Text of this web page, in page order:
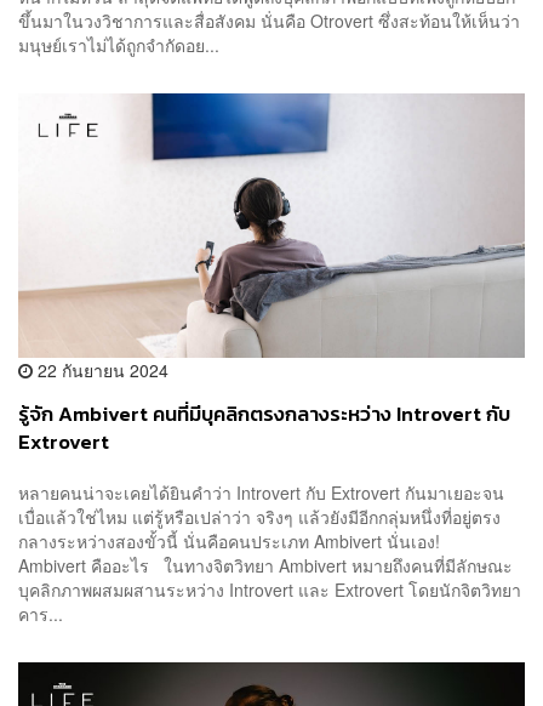
ขึ้นมาในวงวิชาการและสื่อสังคม นั่นคือ Otrovert ซึ่งสะท้อนให้เห็นว่า
มนุษย์เราไม่ได้ถูกจำกัดอย...
22 กันยายน 2024
รู้จัก Ambivert คนที่มีบุคลิกตรงกลางระหว่าง Introvert กับ
Extrovert
หลายคนน่าจะเคยได้ยินคำว่า Introvert กับ Extrovert กันมาเยอะจน
เบื่อแล้วใช่ไหม แต่รู้หรือเปล่าว่า จริงๆ แล้วยังมีอีกกลุ่มหนึ่งที่อยู่ตรง
กลางระหว่างสองขั้วนี้ นั่นคือคนประเภท Ambivert นั่นเอง!
Ambivert คืออะไร ในทางจิตวิทยา Ambivert หมายถึงคนที่มีลักษณะ
บุคลิกภาพผสมผสานระหว่าง Introvert และ Extrovert โดยนักจิตวิทยา
คาร...